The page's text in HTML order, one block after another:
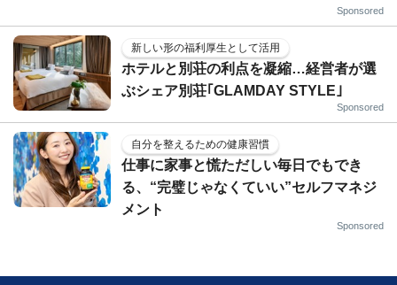
Sponsored
新しい形の福利厚生として活用
ホテルと別荘の利点を凝縮…経営者が選
ぶシェア別荘｢GLAMDAY STYLE｣
Sponsored
自分を整えるための健康習慣
仕事に家事と慌ただしい毎日でもでき
る、“完璧じゃなくていい”セルフマネジ
メント
Sponsored